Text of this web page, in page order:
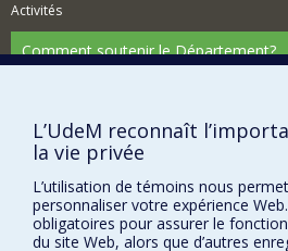
spatiale.
Activités
Comment soutenir le Département?
Signaler une erreur
Accessibilité
FACULTÉ DES ARTS ET DES SCIENCES
L’UdeM reconnaît
la vie privée
L’utilisation de témoins nous
personnaliser votre expérience
obligatoires pour assurer le
du site Web, alors que d’autres